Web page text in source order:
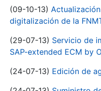
(09-10-13)
digitalización de la
(29-07-13) Servicio de
SAP-extended ECM by
(24-07-13) Edición de